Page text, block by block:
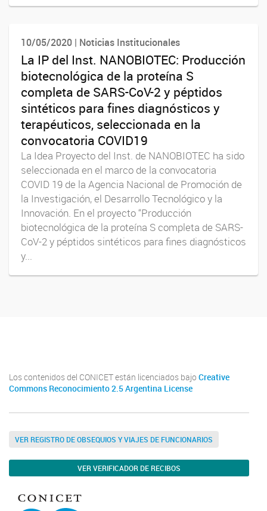
10/05/2020 | Noticias Institucionales
La IP del Inst. NANOBIOTEC: Producción
biotecnológica de la proteína S
completa de SARS-CoV-2 y péptidos
sintéticos para fines diagnósticos y
terapéuticos, seleccionada en la
convocatoria COVID19
La Idea Proyecto del Inst. de NANOBIOTEC ha sido
seleccionada en el marco de la convocatoria
COVID 19 de la Agencia Nacional de Promoción de
la Investigación, el Desarrollo Tecnológico y la
Innovación. En el proyecto “Producción
biotecnológica de la proteína S completa de SARS-
CoV-2 y péptidos sintéticos para fines diagnósticos
y...
Los contenidos del CONICET están licenciados bajo Creative
Commons Reconocimiento 2.5 Argentina License
VER REGISTRO DE OBSEQUIOS Y VIAJES DE FUNCIONARIOS
VER VERIFICADOR DE RECIBOS